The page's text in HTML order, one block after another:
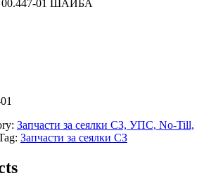
00.447-01 ШАЙБА
Запчасти за сеялки СЗ, УПС, No-Till,
Запчасти за сеялки СЗ